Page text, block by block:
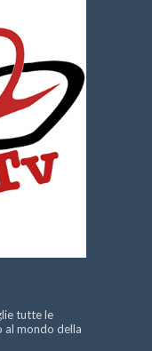
tutte le
al mondo della